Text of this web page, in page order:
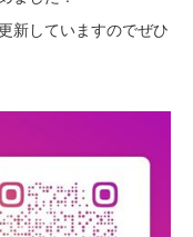
新していますのでぜひ